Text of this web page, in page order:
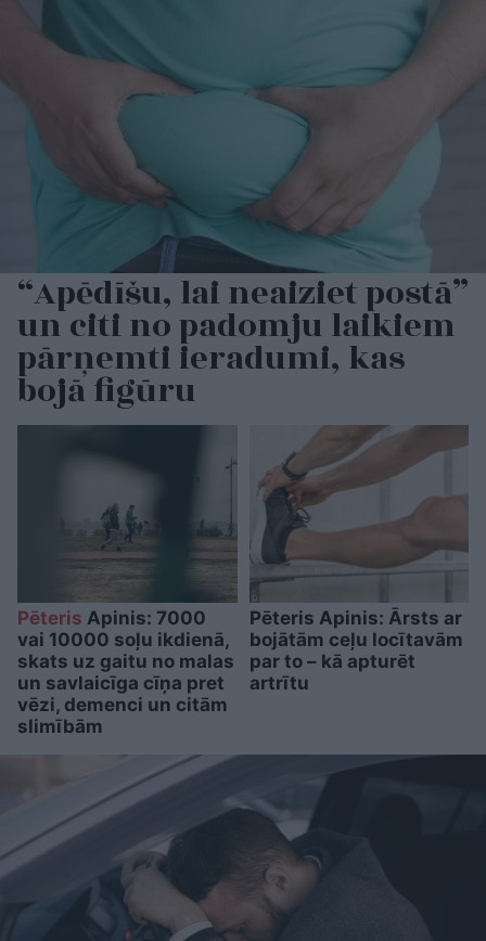
“Apēdīšu, lai neaiziet postā”
un citi no padomju laikiem
pārņemti ieradumi, kas
bojā figūru
Pēteris Apinis: 7000
vai 10000 soļu ikdienā,
skats uz gaitu no malas
un savlaicīga cīņa pret
vēzi, demenci un citām
slimībām
Pēteris Apinis: Ārsts ar
bojātām ceļu locītavām
par to – kā apturēt
artrītu